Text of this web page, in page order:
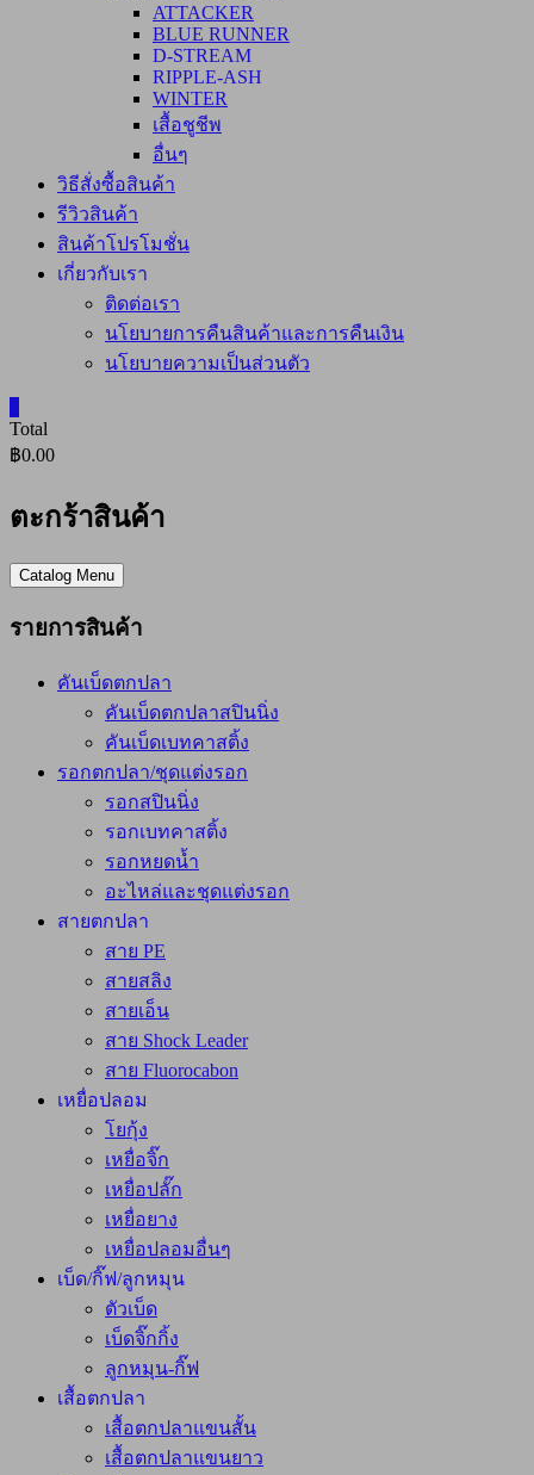
ATTACKER
BLUE RUNNER
D-STREAM
RIPPLE-ASH
WINTER
เสื้อชูชีพ
อื่นๆ
วิธีสั่งซื้อสินค้า
รีวิวสินค้า
สินค้าโปรโมชั่น
เกี่ยวกับเรา
ติดต่อเรา
นโยบายการคืนสินค้าและการคืนเงิน
นโยบายความเป็นส่วนตัว
Total
฿0.00
ตะกร้าสินค้า
Catalog Menu
รายการสินค้า
คันเบ็ดตกปลา
คันเบ็ดตกปลาสปินนิ่ง
คันเบ็ดเบทคาสติ้ง
รอกตกปลา/ชุดแต่งรอก
รอกสปินนิ่ง
รอกเบทคาสติ้ง
รอกหยดน้ำ
อะไหล่และชุดแต่งรอก
สายตกปลา
สาย PE
สายสลิง
สายเอ็น
สาย Shock Leader
สาย Fluorocabon
เหยื่อปลอม
โยกุ้ง
เหยื่อจิ๊ก
เหยื่อปลั๊ก
เหยื่อยาง
เหยื่อปลอมอื่นๆ
เบ็ด/กิ๊ฟ/ลูกหมุน
ตัวเบ็ด
เบ็ดจิ๊กกิ้ง
ลูกหมุน-กิ๊ฟ
เสื้อตกปลา
เสื้อตกปลาแขนสั้น
เสื้อตกปลาแขนยาว